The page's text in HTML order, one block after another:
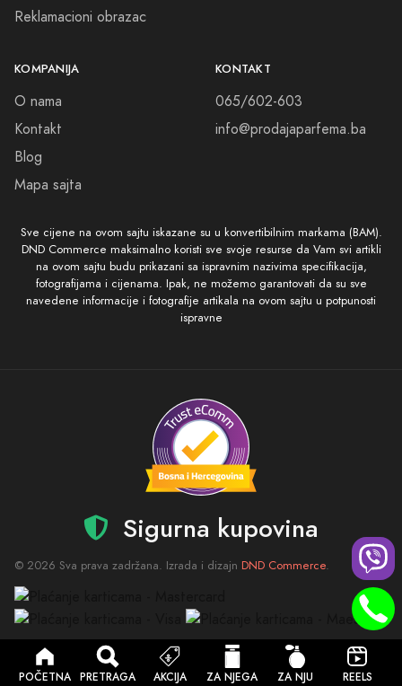
POČETNA PRETRAGA AKCIJA ZA NJEGA ZA NJU REELS
Reklamacioni obrazac
KOMPANIJA
O nama
Kontakt
Blog
Mapa sajta
KONTAKT
065/602-603
info@prodajaparfema.ba
Sve cijene na ovom sajtu iskazane su u konvertibilnim markama (BAM).
DND Commerce maksimalno koristi sve svoje resurse da Vam svi artikli
na ovom sajtu budu prikazani sa ispravnim nazivima specifikacija,
fotografijama i cijenama. Ipak, ne možemo garantovati da su sve
navedene informacije i fotografije artikala na ovom sajtu u potpunosti
ispravne
Sigurna kupovina
© 2026 Sva prava zadržana. Izrada i dizajn DND Commerce.